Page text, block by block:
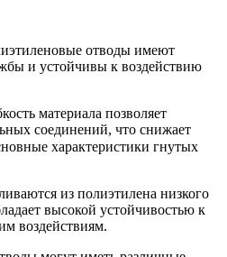
отводы имеют
и устойчивы к воздействию
материала позволяет
соединений, что снижает
характеристики гнутых
из полиэтилена низкого
высокой устойчивостью к
воздействиям.